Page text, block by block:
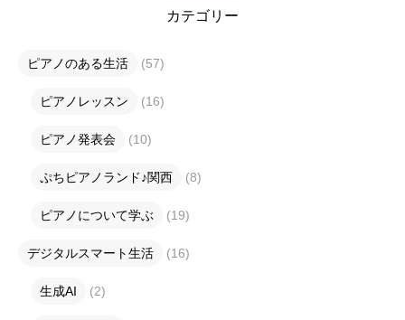
カテゴリー
ピアノのある生活 (57)
ピアノレッスン (16)
ピアノ発表会 (10)
ぷちピアノランド♪関西 (8)
ピアノについて学ぶ (19)
デジタルスマート生活 (16)
生成AI (2)